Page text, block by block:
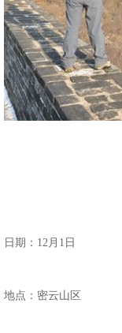
日期：12月1日
地点：密云山区